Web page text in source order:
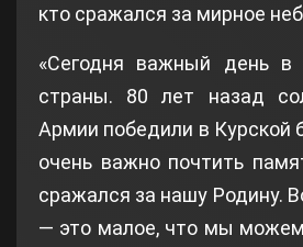
кто сражался за мирное
«Сегодня важный день в
страны. 80 лет назад
Армии победили в Курской
очень важно почтить
сражался за нашу Родину.
— это малое, что мы